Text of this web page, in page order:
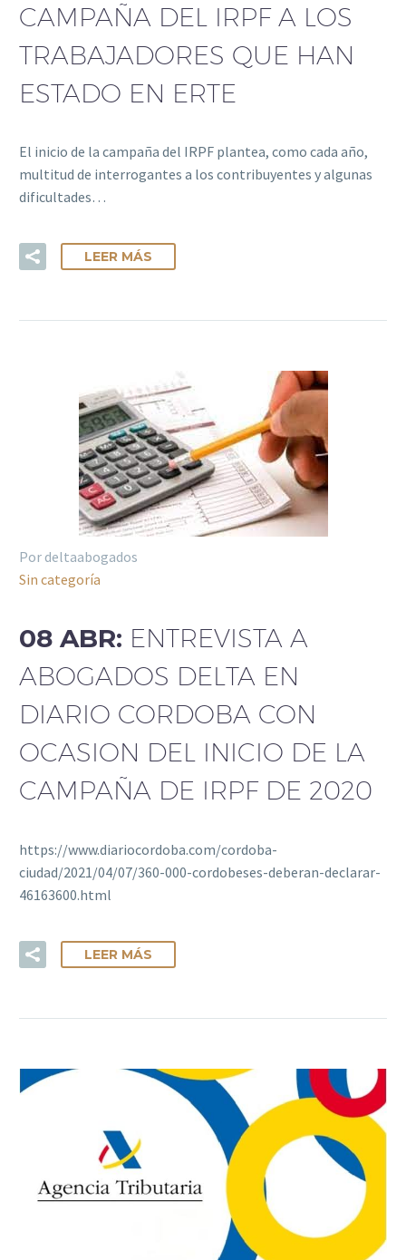
CAMPAÑA DEL IRPF A LOS
TRABAJADORES QUE HAN
ESTADO EN ERTE
El inicio de la campaña del IRPF plantea, como cada año,
multitud de interrogantes a los contribuyentes y algunas
dificultades…
LEER MÁS
Por deltaabogados
Sin categoría
08 ABR: ENTREVISTA A
ABOGADOS DELTA EN
DIARIO CORDOBA CON
OCASION DEL INICIO DE LA
CAMPAÑA DE IRPF DE 2020
https://www.diariocordoba.com/cordoba-
ciudad/2021/04/07/360-000-cordobeses-deberan-declarar-
46163600.html
LEER MÁS